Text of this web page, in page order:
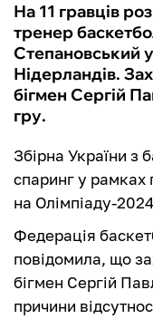
На 11 гравців
тренер
Степановський
Нідерландів.
бігмен Сергій
гру.
Збірна України з
спаринг у рамках
на Олімпіаду-
Федерація
повідомила, що
бігмен Сергій
причини